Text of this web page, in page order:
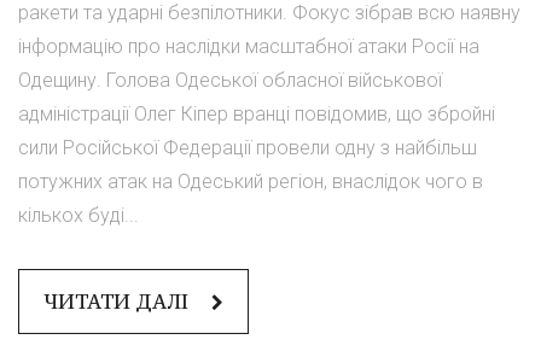
ракети та ударні безпілотники. Фокус зібрав всю наявну
інформацію про наслідки масштабної атаки Росії на
Одещину. Голова Одеської обласної військової
адміністрації Олег Кіпер вранці повідомив, що збройні
сили Російської Федерації провели одну з найбільш
потужних атак на Одеський регіон, внаслідок чого в
кількох буді...
ЧИТАТИ ДАЛІ